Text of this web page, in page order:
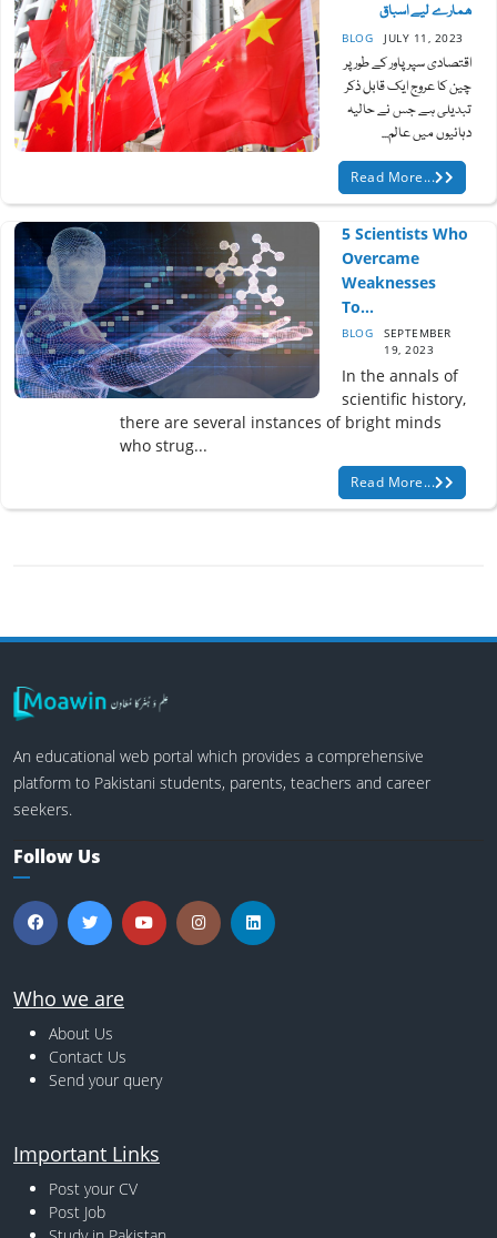
ھمارے لیے اسباق
BLOG JULY 11, 2023
اقتصادی سپر پاور کے طور پر
چین کا عروج ایک قابل ذکر
تبدیلی ہے جس نے حالیہ
دہائیوں میں عالم...
Read More...
5 Scientists Who
Overcame
Weaknesses
To...
BLOG
SEPTEMBER
19, 2023
In the annals of
scientific history,
there are several instances of bright minds
who strug...
Read More...
An educational web portal which provides a comprehensive
platform to Pakistani students, parents, teachers and career
seekers.
Follow Us
Who we are
About Us
Contact Us
Send your query
Important Links
Post your CV
Post Job